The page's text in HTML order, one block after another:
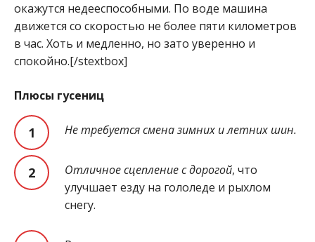
окажутся недееспособными. По воде машина
движется со скоростью не более пяти километров
в час. Хоть и медленно, но зато уверенно и
спокойно.[/stextbox]
Плюсы гусениц
Не требуется смена зимних и летних шин.
Отличное сцепление с дорогой, что
улучшает езду на гололеде и рыхлом
снегу.